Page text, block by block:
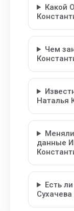
Какой
Чем
Наталья
данные
Есть